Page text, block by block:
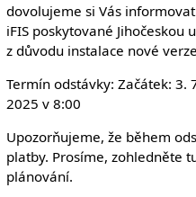
dovolujeme si Vás
iFIS poskytované
z důvodu instalace nové
Termín odstávky: Začátek: 3.
2025 v 8:00
Upozorňujeme, že během
platby. Prosíme, zohledněte
plánování.